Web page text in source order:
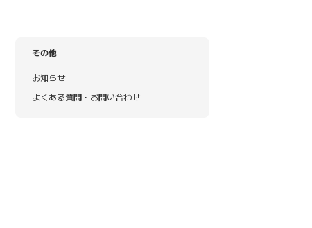
その他
お知らせ
よくある質問・お問い合わせ